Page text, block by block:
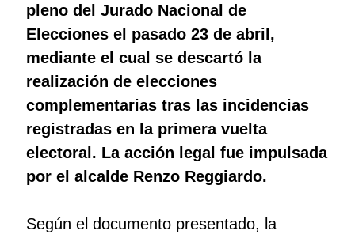
pleno del Jurado Nacional de
Elecciones el pasado 23 de abril,
mediante el cual se descartó la
realización de elecciones
complementarias tras las incidencias
registradas en la primera vuelta
electoral. La acción legal fue impulsada
por el alcalde Renzo Reggiardo.
Según el documento presentado, la